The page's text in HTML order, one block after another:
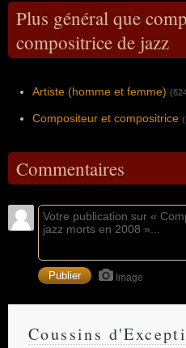
Plus général que
compositrice de jazz
Artiste (homme et femme)
Compositeur et compositrice
Commentaires
Image
Coussins